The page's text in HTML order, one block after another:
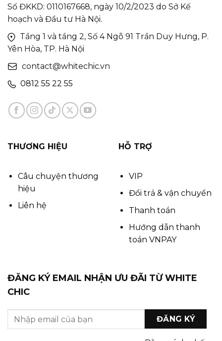
Số ĐKKD: 0110167668, ngày 10/2/2023 do Sở Kế
hoạch và Đầu tư Hà Nội.
Tầng 1 và tầng 2, Số 4 Ngõ 91 Trần Duy Hưng, P.
Yên Hòa, TP. Hà Nội
contact@whitechic.vn
0812 55 22 55
THƯƠNG HIỆU
Câu chuyện thương
hiệu
Liên hệ
HỖ TRỢ
VIP
Đổi trả & vận chuyển
Thanh toán
Hướng dẫn thanh
toán VNPAY
ĐĂNG KÝ EMAIL NHẬN ƯU ĐÃI TỪ WHITE
CHIC